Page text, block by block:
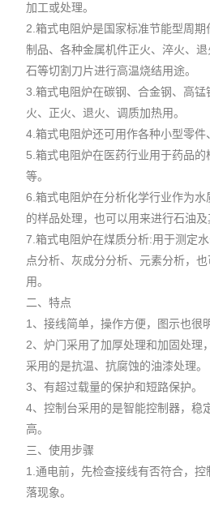
加工或处理。
2.箱式电阻炉是国家标准节能型周
制品、各种金属机件正火、淬火、
石等切割刀片进行高温烧结用途。
3.箱式电阻炉在碳钢、合金钢、高
火、正火、退火、调质加热用。
4.箱式电阻炉还可用作各种小型零件
5.箱式电阻炉在医药行业用于药品
等。
6.箱式电阻炉在分析化学行业作为
的样品处理，也可以用来进行石油及
7.箱式电阻炉在煤质分析:用于测定
点分析、灰成分分析、元素分析，
用。
二、特点
1、接线简单，操作方便，图示也很
2、炉门采用了加厚处理和加固处理
采用的是抗温、抗腐蚀的油漆处理。
3、有超过载量的保护和短路保护。
4、控制台采用的是智能控制器，稳
高。
三、使用步骤
1.通电前，先检查接线有否符合，
落现象。